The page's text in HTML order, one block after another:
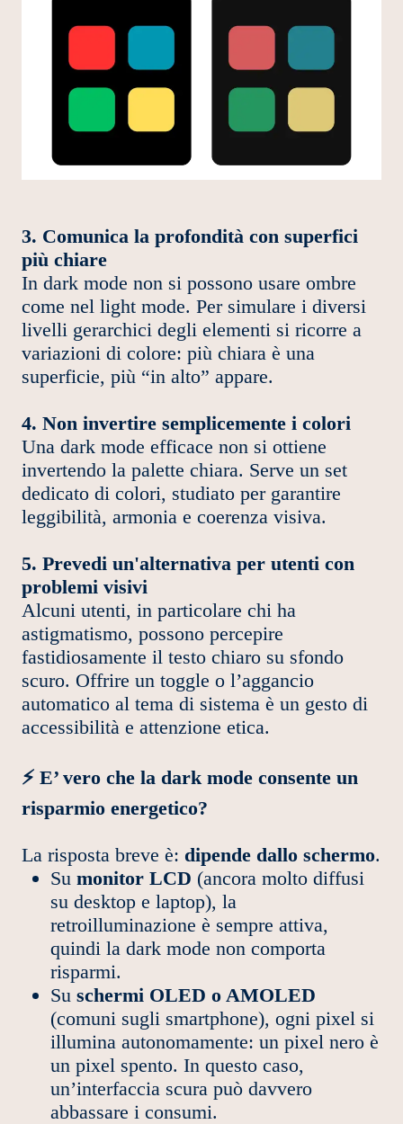
3. Comunica la profondità con superfici
più chiare
In dark mode non si possono usare ombre
come nel light mode. Per simulare i diversi
livelli gerarchici degli elementi si ricorre a
variazioni di colore: più chiara è una
superficie, più “in alto” appare.
4. Non invertire semplicemente i colori
Una dark mode efficace non si ottiene
invertendo la palette chiara. Serve un set
dedicato di colori, studiato per garantire
leggibilità, armonia e coerenza visiva.
5. Prevedi un'alternativa per utenti con
problemi visivi
Alcuni utenti, in particolare chi ha
astigmatismo, possono percepire
fastidiosamente il testo chiaro su sfondo
scuro. Offrire un toggle o l’aggancio
automatico al tema di sistema è un gesto di
accessibilità e attenzione etica.
⚡ E’ vero che la dark mode consente un
risparmio energetico?
La risposta breve è: dipende dallo schermo.
Su monitor LCD (ancora molto diffusi
su desktop e laptop), la
retroilluminazione è sempre attiva,
quindi la dark mode non comporta
risparmi.
Su schermi OLED o AMOLED
(comuni sugli smartphone), ogni pixel si
illumina autonomamente: un pixel nero è
un pixel spento. In questo caso,
un’interfaccia scura può davvero
abbassare i consumi.